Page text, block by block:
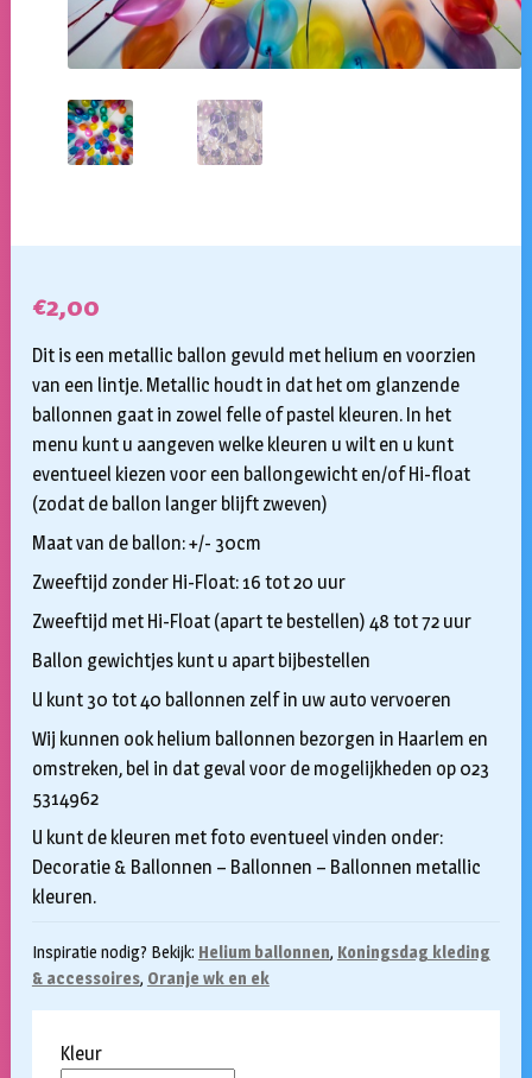
€2,00
Dit is een metallic ballon gevuld met helium en voorzien
van een lintje. Metallic houdt in dat het om glanzende
ballonnen gaat in zowel felle of pastel kleuren. In het
menu kunt u aangeven welke kleuren u wilt en u kunt
eventueel kiezen voor een ballongewicht en/of Hi-float
(zodat de ballon langer blijft zweven)
Maat van de ballon: +/- 30cm
Zweeftijd zonder Hi-Float: 16 tot 20 uur
Zweeftijd met Hi-Float (apart te bestellen) 48 tot 72 uur
Ballon gewichtjes kunt u apart bijbestellen
U kunt 30 tot 40 ballonnen zelf in uw auto vervoeren
Wij kunnen ook helium ballonnen bezorgen in Haarlem en
omstreken, bel in dat geval voor de mogelijkheden op 023
5314962
U kunt de kleuren met foto eventueel vinden onder:
Decoratie & Ballonnen – Ballonnen – Ballonnen metallic
kleuren.
Inspiratie nodig? Bekijk: Helium ballonnen, Koningsdag kleding
& accessoires, Oranje wk en ek
Kleur